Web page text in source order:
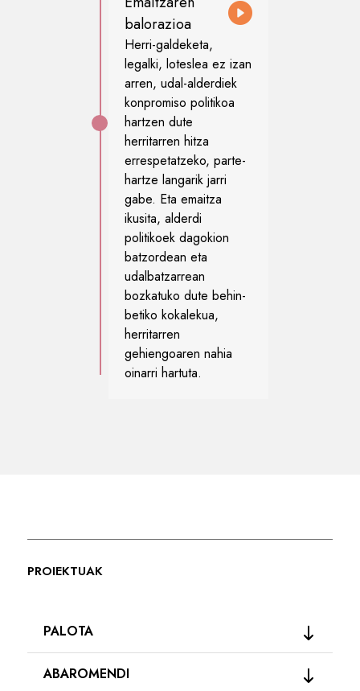
balorazioa
Herri-galdeketa,
legalki, loteslea ez izan
arren, udal-alderdiek
konpromiso politikoa
hartzen dute
herritarren hitza
errespetatzeko, parte-
hartze langarik jarri
gabe. Eta emaitza
ikusita, alderdi
politikoek dagokion
batzordean eta
udalbatzarrean
bozkatuko dute behin-
betiko kokalekua,
herritarren
gehiengoaren nahia
oinarri hartuta.
PROIEKTUAK
PALOTA
ABAROMENDI